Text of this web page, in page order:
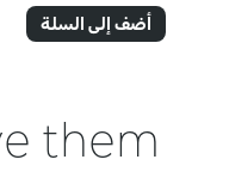
أضف إلى السلة
them